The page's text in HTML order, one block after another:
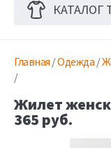
КАТАЛОГ
Главная /Одежда /
/
Жилет
365 руб.